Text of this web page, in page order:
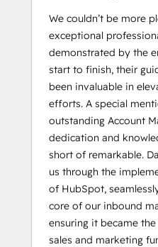
We couldn’t be more
exceptional
demonstrated by the
start to finish, their
been invaluable in
efforts. A special
outstanding Account
dedication and
short of remarkable.
us through the
of HubSpot,
core of our inbound
ensuring it became
sales and marketing